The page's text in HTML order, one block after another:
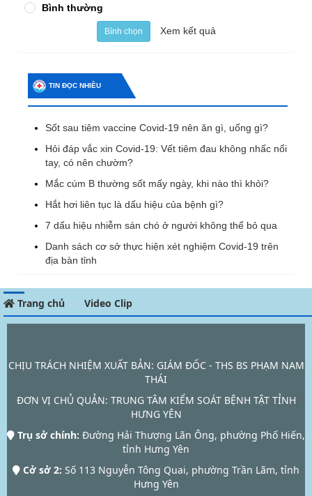
Bình thường
Bình chọn Xem kết quả
TIN ĐỌC NHIỀU
Sốt sau tiêm vaccine Covid-19 nên ăn gì, uống gì?
Hỏi đáp vắc xin Covid-19: Vết tiêm đau không nhấc nổi
tay, có nên chườm?
Mắc cúm B thường sốt mấy ngày, khi nào thì khỏi?
Hắt hơi liên tục là dấu hiệu của bệnh gì?
7 dấu hiệu nhiễm sán chó ở người không thể bỏ qua
Danh sách cơ sở thực hiện xét nghiệm Covid-19 trên
địa bàn tỉnh
Trang chủ Video Clip
CHỊU TRÁCH NHIỆM XUẤT BẢN: GIÁM ĐỐC - THS BS PHẠM NAM
THÁI
ĐƠN VỊ CHỦ QUẢN: TRUNG TÂM KIỂM SOÁT BỆNH TẬT TỈNH
HƯNG YÊN
Trụ sở chính: Đường Hải Thượng Lãn Ông, phường Phố Hiến,
tỉnh Hưng Yên
Cở sở 2: Số 113 Nguyễn Tông Quai, phường Trần Lãm, tỉnh
Hưng Yên